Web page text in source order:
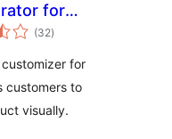
for
Lite
(32puntuacions
totals
)
for
customers to
visually.